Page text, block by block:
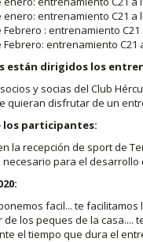
enero: entrenamiento C21 a
Febrero : entrenamiento C21
Febrero: entrenamiento C21
están dirigidos los
y socias del Club
quieran disfrutar de un
los participantes:
la recepción de sport de
necesario para el desarrollo
facil... te
los peques de la casa....
el tiempo que dura el